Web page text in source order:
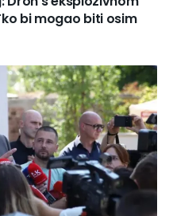
bi mogao biti osim